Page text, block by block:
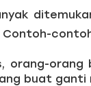
orang
buat ganti